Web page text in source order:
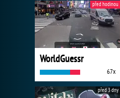
WorldGuessr
67x
před hodinou
před 3 dny